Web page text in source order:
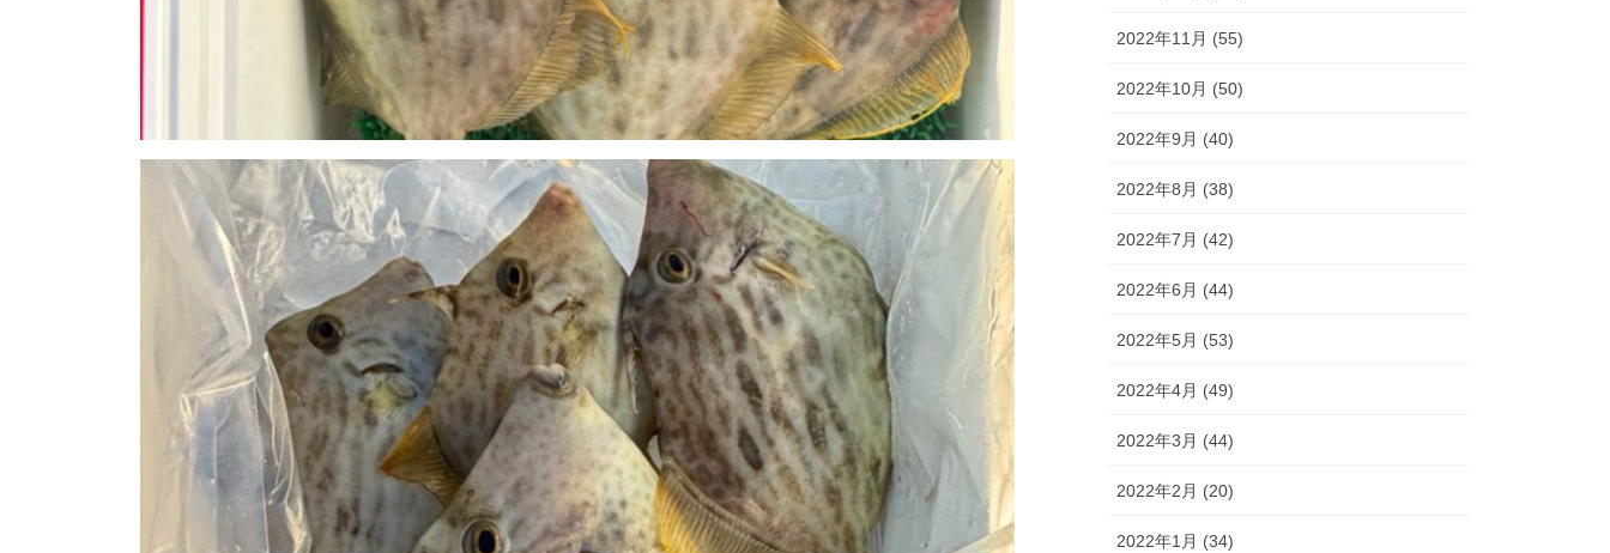
2022年11月 (55)
2022年10月 (50)
2022年9月 (40)
2022年8月 (38)
2022年7月 (42)
2022年6月 (44)
2022年5月 (53)
2022年4月 (49)
2022年3月 (44)
2022年2月 (20)
2022年1月 (34)